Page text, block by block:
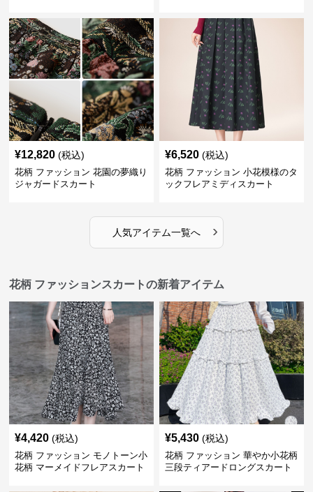
¥12,820 (税込)
花柄 ファッション 花園の夢織り
ジャガードスカート
¥6,520 (税込)
花柄 ファッション 小花模様のタ
ックフレアミディスカート
人気アイテム一覧へ ›
花柄 ファッションスカートの新着アイテム
¥4,420 (税込)
花柄 ファッション モノトーン小
花柄 マーメイドフレアスカート
¥5,430 (税込)
花柄 ファッション 華やか小花柄
三段ティアードロングスカート